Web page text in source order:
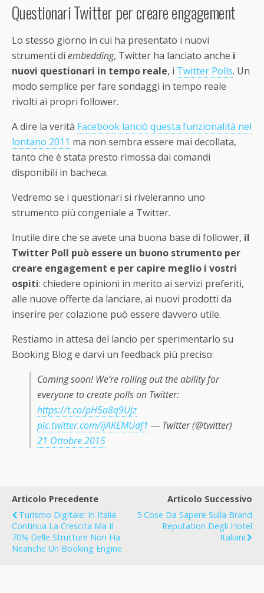
Questionari Twitter per creare engagement
Lo stesso giorno in cui ha presentato i nuovi
strumenti di embedding, Twitter ha lanciato anche i
nuovi questionari in tempo reale, i Twitter Polls. Un
modo semplice per fare sondaggi in tempo reale
rivolti ai propri follower.
A dire la verità Facebook lanciò questa funzionalità nel
lontano 2011 ma non sembra essere mai decollata,
tanto che è stata presto rimossa dai comandi
disponibili in bacheca.
Vedremo se i questionari si riveleranno uno
strumento più congeniale a Twitter.
Inutile dire che se avete una buona base di follower, il
Twitter Poll può essere un buono strumento per
creare engagement e per capire meglio i vostri
ospiti: chiedere opinioni in merito ai servizi preferiti,
alle nuove offerte da lanciare, ai nuovi prodotti da
inserire per colazione può essere davvero utile.
Restiamo in attesa del lancio per sperimentarlo su
Booking Blog e darvi un feedback più preciso:
Coming soon! We’re rolling out the ability for
everyone to create polls on Twitter:
https://t.co/pH5a8q9Ujz
pic.twitter.com/ijAKEMUdf1 — Twitter (@twitter)
21 Ottobre 2015
Articolo Precedente
Turismo Digitale: In Italia
Continua La Crescita Ma Il
70% Delle Strutture Non Ha
Neanche Un Booking Engine
Articolo Successivo
5 Cose Da Sapere Sulla Brand
Reputation Degli Hotel
Italiani